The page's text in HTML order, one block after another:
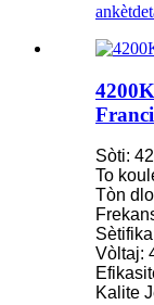
ankèt
Sòti:
To
Tòn
Vòltaj:
Kalite